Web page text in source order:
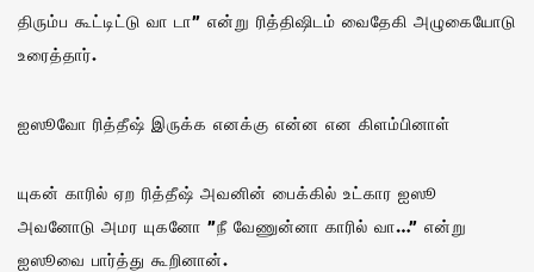
திரும்ப கூட்டிட்டு வா டா” என்று ரித்திஷிடம் வைதேகி அழுகையோடு
உரைத்தார்.
ஐஸூவோ ரித்தீஷ் இருக்க எனக்கு என்ன என கிளம்பினாள்
யுகன் காரில் ஏற ரித்தீஷ் அவனின் பைக்கில் உட்கார ஐஸூ
அவனோடு அமர யுகனோ ”நீ வேணுன்னா காரில் வா…” என்று
ஐஸூவை பார்த்து கூறினான்.